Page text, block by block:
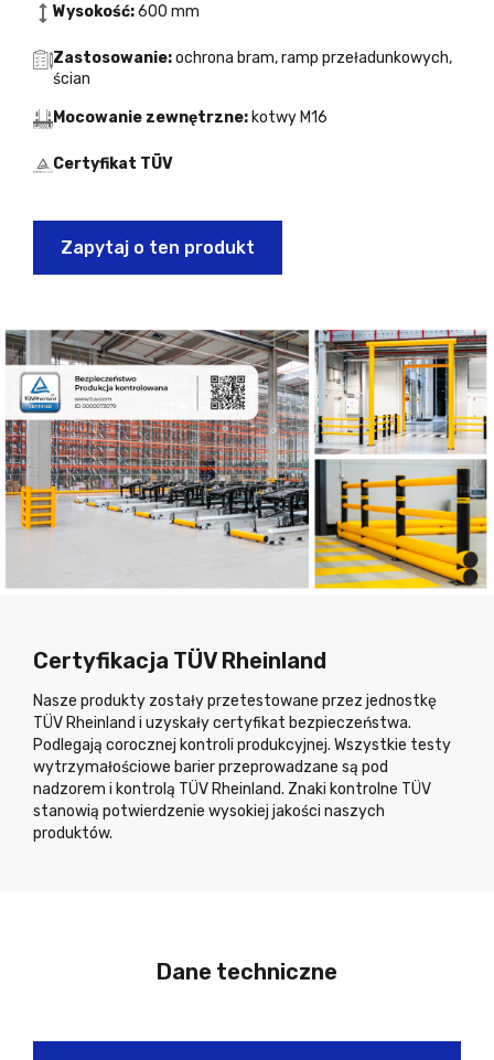
Wysokość:600 mm
Zastosowanie:ochrona bram, ramp przeładunkowych,
ścian
Mocowanie zewnętrzne: kotwy M16
Certyfikat TÜV
Zapytaj o ten produkt
Certyfikacja TÜV Rheinland
Nasze produkty zostały przetestowane przez jednostkę
TÜV Rheinland i uzyskały certyfikat bezpieczeństwa.
Podlegają corocznej kontroli produkcyjnej. Wszystkie testy
wytrzymałościowe barier przeprowadzane są pod
nadzorem i kontrolą TÜV Rheinland. Znaki kontrolne TÜV
stanowią potwierdzenie wysokiej jakości naszych
produktów.
Dane techniczne